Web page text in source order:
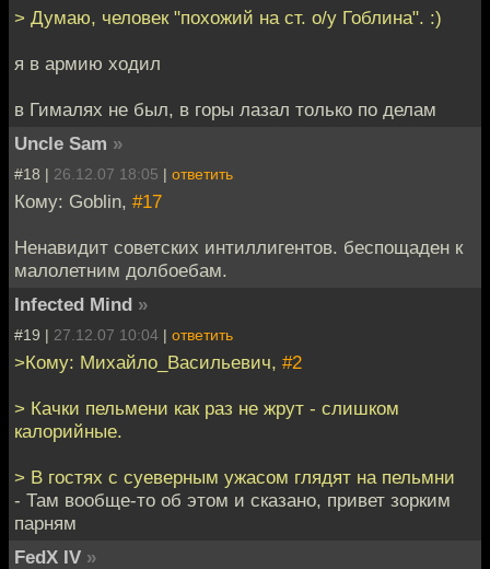
> Думаю, человек "похожий на ст. о/у Гоблина". :)
я в армию ходил
в Гималях не был, в горы лазал только по делам
Uncle Sam »
#18 | 26.12.07 18:05 | ответить
Кому: Goblin, #17
Ненавидит советских интиллигентов. беспощаден к
малолетним долбоебам.
Infеctеd Mind »
#19 | 27.12.07 10:04 | ответить
>Кому: Михайло_Васильевич, #2
> Качки пельмени как раз не жрут - слишком
калорийные.
> В гостях с суеверным ужасом глядят на пельмни
- Там вообще-то об этом и сказано, привет зорким
парням
FedX IV »